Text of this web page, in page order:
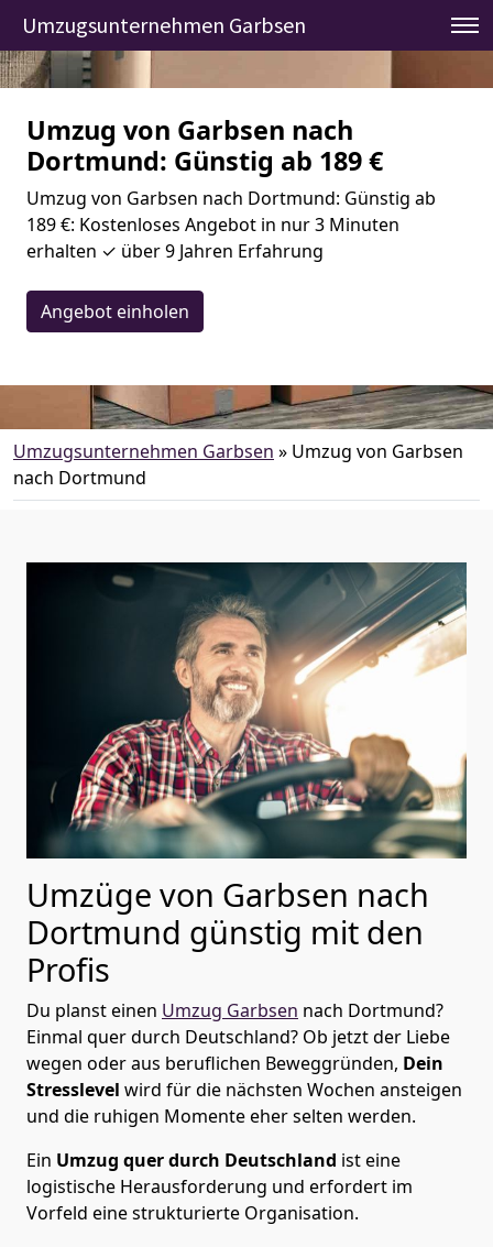
Umzugsunternehmen Garbsen
Umzug von Garbsen nach
Dortmund: Günstig ab 189 €
Umzug von Garbsen nach Dortmund: Günstig ab
189 €: Kostenloses Angebot in nur 3 Minuten
erhalten ✓ über 9 Jahren Erfahrung
Angebot einholen
Umzugsunternehmen Garbsen » Umzug von Garbsen
nach Dortmund
Umzüge von Garbsen nach
Dortmund günstig mit den
Profis
Du planst einen Umzug Garbsen nach Dortmund?
Einmal quer durch Deutschland? Ob jetzt der Liebe
wegen oder aus beruflichen Beweggründen, Dein
Stresslevel wird für die nächsten Wochen ansteigen
und die ruhigen Momente eher selten werden.
Ein Umzug quer durch Deutschland ist eine
logistische Herausforderung und erfordert im
Vorfeld eine strukturierte Organisation.